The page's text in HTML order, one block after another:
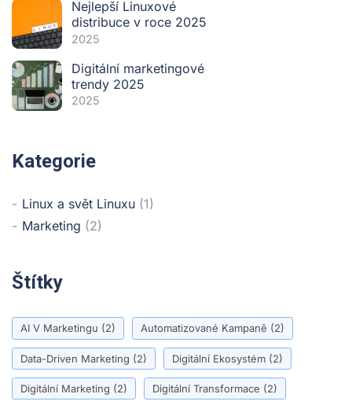
Nejlepší Linuxové
distribuce v roce 2025
2025
Digitální marketingové
trendy 2025
2025
Kategorie
Linux a svět Linuxu (1)
Marketing (2)
Štítky
AI V Marketingu (2) Automatizované Kampaně (2)
Data-Driven Marketing (2) Digitální Ekosystém (2)
Digitální Marketing (2) Digitální Transformace (2)